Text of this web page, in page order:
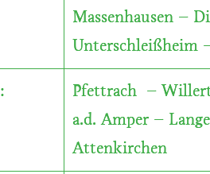
Massenhausen –
:
Pfettrach –
a.d. Amper –
Attenkirchen